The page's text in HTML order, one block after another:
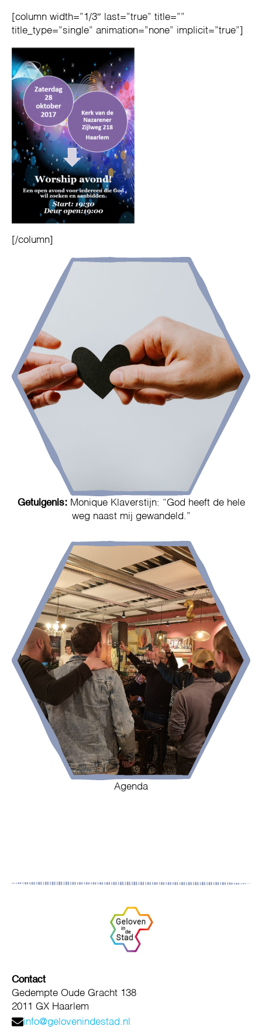
[column width=”1/3″ last=”true” title=””
title_type=”single” animation=”none” implicit=”true”]
[/column]
Getuigenis: Monique Klaverstijn: “God heeft de hele
weg naast mij gewandeld.”
Agenda
Contact
Gedempte Oude Gracht 138
2011 GX Haarlem
info@gelovenindestad.nl